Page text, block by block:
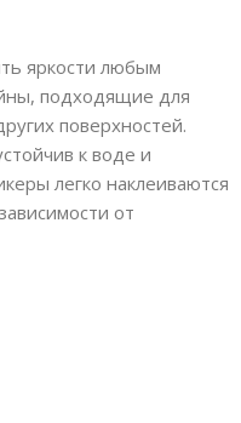
яркости любым
подходящие для
поверхностей.
к воде и
легко наклеиваются
от